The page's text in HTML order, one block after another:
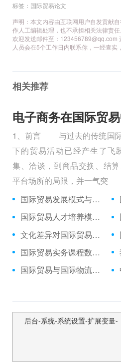
标签： 国际贸易论文
声明：本文内容由互联网用户自发贡献
作人工编辑处理，也不承担相关法律责
欢迎发送邮件至：123456789@qq.com
人员会在5个工作日内联系你，一经查实
相关推荐
1、前言 与过去的传统国际
下的贸易活动已经产生了飞
集、洽谈，到商品交换、结
平台场所的局限，并一气突
国际贸易发展模式与路径的分析
国际贸易人才培养模式探讨
文化差异对国际贸易商务活动的作用
国际贸易实务课程数字化资源建设
国际贸易与国际物流的协同发展
后台-系统-系统设置-扩展变量-